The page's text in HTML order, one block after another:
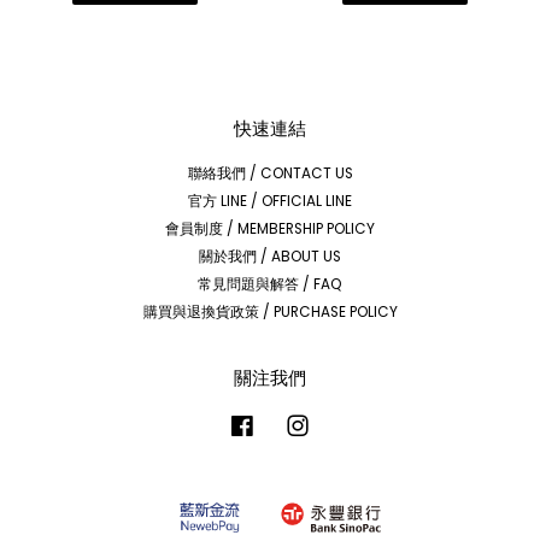
快速連結
聯絡我們 / CONTACT US
官方 LINE / OFFICIAL LINE
會員制度 / MEMBERSHIP POLICY
關於我們 / ABOUT US
常見問題與解答 / FAQ
購買與退換貨政策 / PURCHASE POLICY
關注我們
Facebook